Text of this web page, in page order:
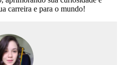
carreira e para o mundo!